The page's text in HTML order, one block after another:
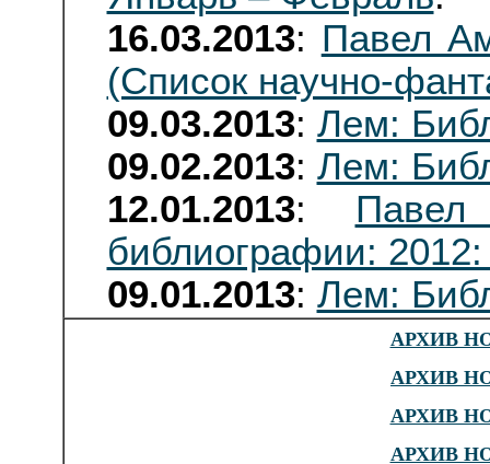
16.03.2013: Павел
(Список научно-
09.03.2013: Лем:
09.02.2013: Лем:
12.01.2013:
библиографии:
09.01.2013: Лем:
АРХИВ
АРХИВ
АРХИВ
АРХИВ